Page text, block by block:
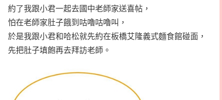
約了我跟小君一起去國中老師家送喜帖，
怕在老師家肚子餓到咕嚕咕嚕叫，
於是我跟小君和哈松就先約在板橋艾隆義式麵食館碰面，
先把肚子填飽再去拜訪老師。